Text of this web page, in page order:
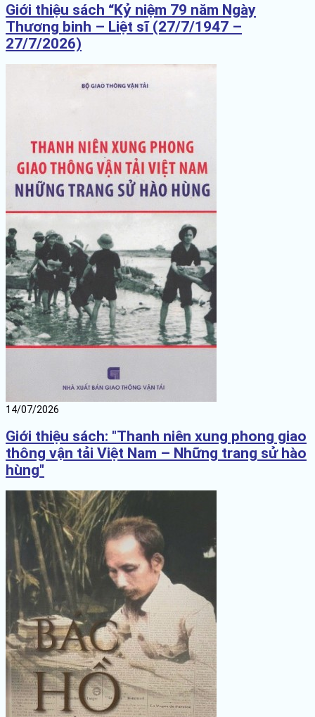
Giới thiệu sách “Kỷ niệm 79 năm Ngày
Thương binh – Liệt sĩ (27/7/1947 –
27/7/2026)
14/07/2026
Giới thiệu sách: "Thanh niên xung phong giao
thông vận tải Việt Nam – Những trang sử hào
hùng"